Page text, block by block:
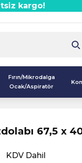
kargo!
Fırın/Mikrodalga
Ocak/Aspiratör
67,5 x
KDV Dahil